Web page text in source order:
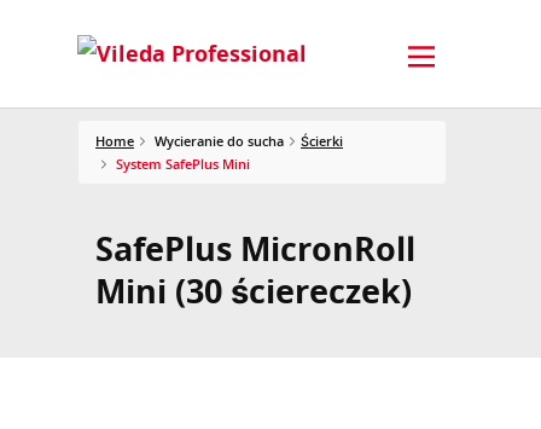
Home Wycieranie do sucha
Ścierki
System SafePlus Mini
SafePlus MicronRoll
Mini (30 ściereczek)